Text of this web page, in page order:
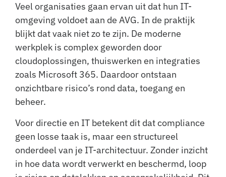
Veel organisaties gaan ervan uit dat hun IT-
omgeving voldoet aan de AVG. In de praktijk
blijkt dat vaak niet zo te zijn. De moderne
werkplek is complex geworden door
cloudoplossingen, thuiswerken en integraties
zoals Microsoft 365. Daardoor ontstaan
onzichtbare risico’s rond data, toegang en
beheer.
Voor directie en IT betekent dit dat compliance
geen losse taak is, maar een structureel
onderdeel van je IT-architectuur. Zonder inzicht
in hoe data wordt verwerkt en beschermd, loop